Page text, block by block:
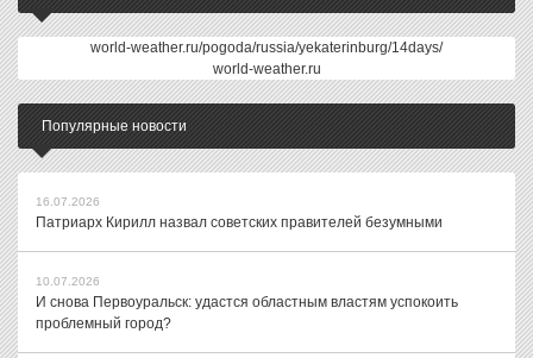
world-weather.ru/pogoda/russia/yekaterinburg/14days/
world-weather.ru
Популярные новости
16.07.2026
Патриарх Кирилл назвал советских правителей безумными
10.07.2026
И снова Первоуральск: удастся областным властям успокоить
проблемный город?